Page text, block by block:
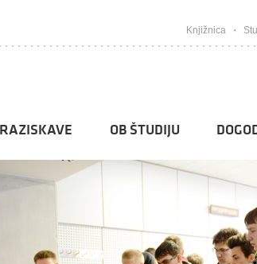
Knjižnica
RAZISKAVE OB ŠTUDIJU